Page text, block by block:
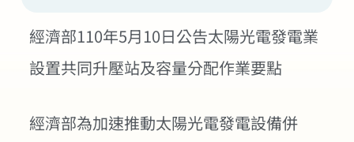
經濟部110年5月10日公告太陽光電發電業
設置共同升壓站及容量分配作業要點
經濟部為加速推動太陽光電發電設備併